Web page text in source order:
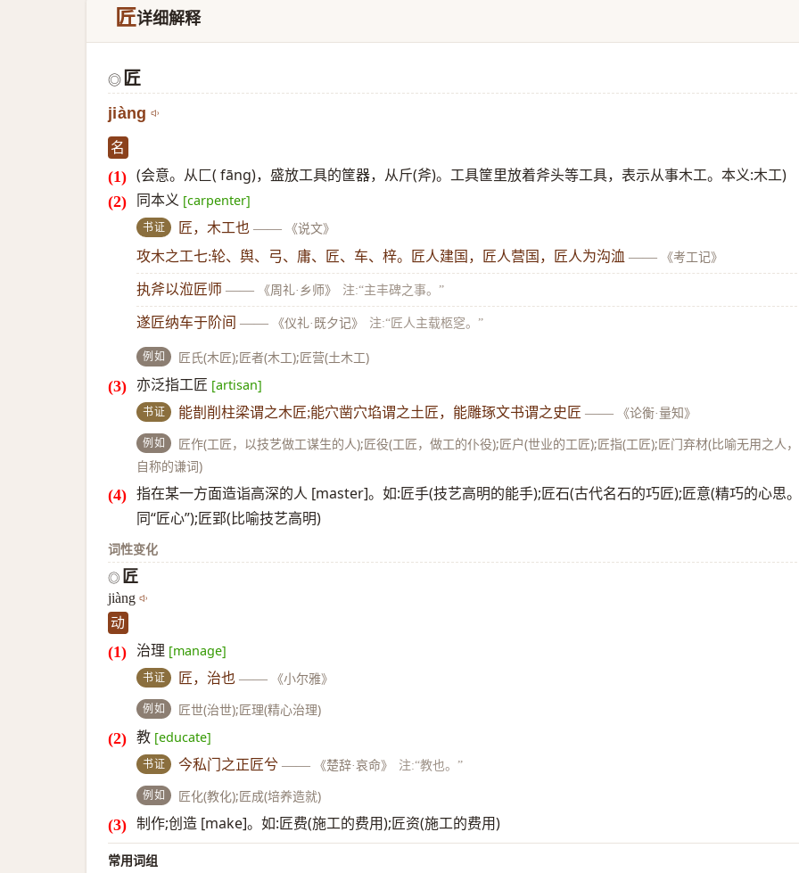
匠详细解释
◎ 匠
jiàng
名
(会意。从匚( fāng)，盛放工具的筐器，从斤(斧)。工具筐里放着斧头等工具，表示从事木工。本义:木工)
同本义 [carpenter]
书证 匠，木工也 —— 《说文》
攻木之工七:轮、舆、弓、庸、匠、车、梓。匠人建国，匠人营国，匠人为沟洫 —— 《考工记》
执斧以涖匠师 —— 《周礼·乡师》 注:“主丰碑之事。”
遂匠纳车于阶间 —— 《仪礼·既夕记》 注:“匠人主载柩窆。”
例如 匠氏(木匠);匠者(木工);匠营(土木工)
亦泛指工匠 [artisan]
书证 能剒削柱梁谓之木匠;能穴凿穴埳谓之土匠，能雕琢文书谓之史匠 —— 《论衡·量知》
例如
匠作(工匠，以技艺做工谋生的人);匠役(工匠，做工的仆役);匠户(世业的工匠);匠指(工匠);匠门弃材(比喻无用之人，
自称的谦词)
指在某一方面造诣高深的人 [master]。如:匠手(技艺高明的能手);匠石(古代名石的巧匠);匠意(精巧的心思
同“匠心”);匠郢(比喻技艺高明)
词性变化
◎ 匠
jiàng
动
治理 [manage]
书证 匠，治也 —— 《小尔雅》
例如 匠世(治世);匠理(精心治理)
教 [educate]
书证 今私门之正匠兮 —— 《楚辞·哀命》 注:“教也。”
例如 匠化(教化);匠成(培养造就)
制作;创造 [make]。如:匠费(施工的费用);匠资(施工的费用)
常用词组